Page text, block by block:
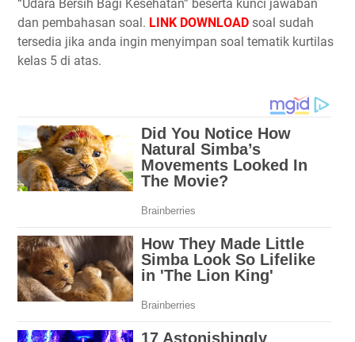
“Udara Bersih Bagi Kesehatan” beserta kunci jawaban
dan pembahasan soal. LINK DOWNLOAD soal sudah
tersedia jika anda ingin menyimpan soal tematik kurtilas
kelas 5 di atas.